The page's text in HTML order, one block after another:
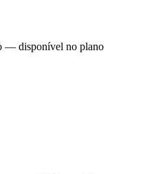
— disponível no plano